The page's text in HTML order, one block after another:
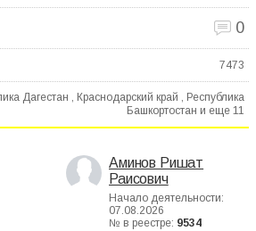
0
7473
Дагестан , Краснодарский край , Республика
Башкортостан и еще 11
Аминов Ришат
Раисович
Начало деятельности:
07.08.2026
№ в реестре: 9534